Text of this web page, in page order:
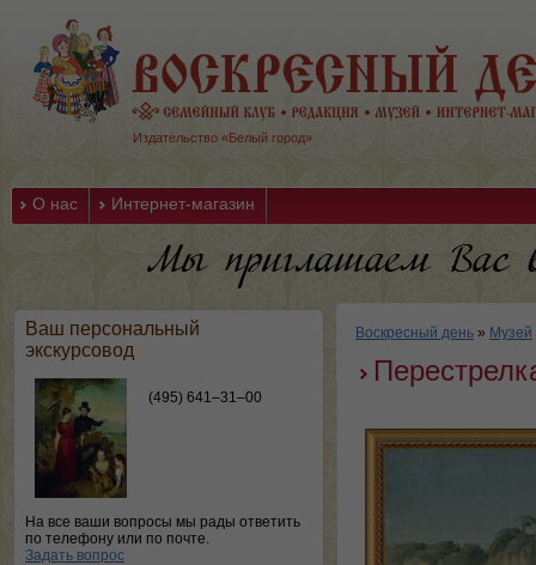
Издательство «Белый город»
О нас Интернет-магазин
Ваш персональный
экскурсовод
(495) 641–31–00
На все ваши вопросы мы рады ответить
по телефону или по почте.
Задать вопрос
Воскресный день » Музей